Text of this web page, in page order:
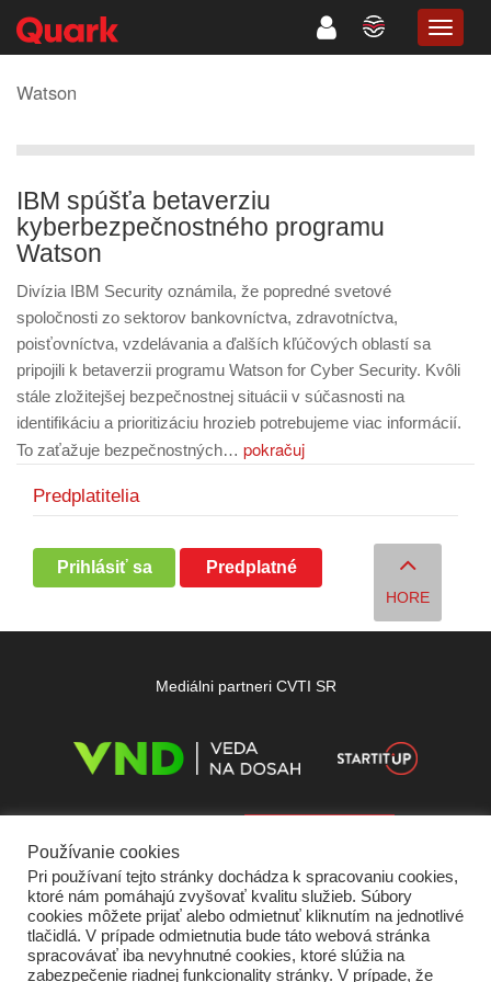
Watson
IBM spúšťa betaverziu
kyberbezpečnostného programu
Watson
Divízia IBM Security oznámila, že popredné svetové
spoločnosti zo sektorov bankovníctva, zdravotníctva,
poisťovníctva, vzdelávania a ďalších kľúčových oblastí sa
pripojili k betaverzii programu Watson for Cyber ​​Security. Kvôli
stále zložitejšej bezpečnostnej situácii v súčasnosti na
identifikáciu a prioritizáciu hrozieb potrebujeme viac informácií.
To zaťažuje bezpečnostných… pokračuj
Predplatitelia
Prihlásiť sa Predplatné
HORE
Mediálni partneri CVTI SR
Používanie cookies
Pri používaní tejto stránky dochádza k spracovaniu cookies,
ktoré nám pomáhajú zvyšovať kvalitu služieb. Súbory
cookies môžete prijať alebo odmietnuť kliknutím na jednotlivé
tlačidlá. V prípade odmietnutia bude táto webová stránka
spracovávať iba nevyhnutné cookies, ktoré slúžia na
zabezpečenie riadnej funkcionality stránky. V prípade, že